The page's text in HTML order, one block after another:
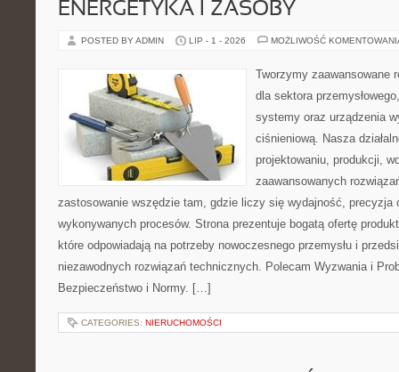
ENERGETYKA I ZASOBY
POSTED BY ADMIN LIP - 1 - 2026 MOŻLIWOŚĆ
Tworzymy zaawansowane
dla sektora
systemy oraz urządzenia
ciśnieniową. Nasza
projektowaniu, produkcji,
zaawansowanych
zastosowanie wszędzie tam, gdzie liczy się wydajność, precyzja
wykonywanych procesów. Strona prezentuje bogatą ofertę
które odpowiadają na potrzeby nowoczesnego przemysłu i
niezawodnych rozwiązań technicznych. Polecam Wyzwania i
Bezpieczeństwo i Normy. […]
CATEGORIES: NIERUCHOMOŚCI